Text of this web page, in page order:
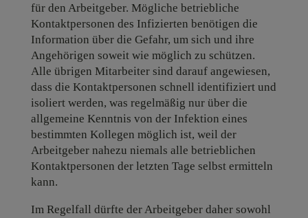
für den Arbeitgeber. Mögliche betriebliche
Kontaktpersonen des Infizierten benötigen die
Information über die Gefahr, um sich und ihre
Angehörigen soweit wie möglich zu schützen.
Alle übrigen Mitarbeiter sind darauf angewiesen,
dass die Kontaktpersonen schnell identifiziert und
isoliert werden, was regelmäßig nur über die
allgemeine Kenntnis von der Infektion eines
bestimmten Kollegen möglich ist, weil der
Arbeitgeber nahezu niemals alle betrieblichen
Kontaktpersonen der letzten Tage selbst ermitteln
kann.
Im Regelfall dürfte der Arbeitgeber daher sowohl